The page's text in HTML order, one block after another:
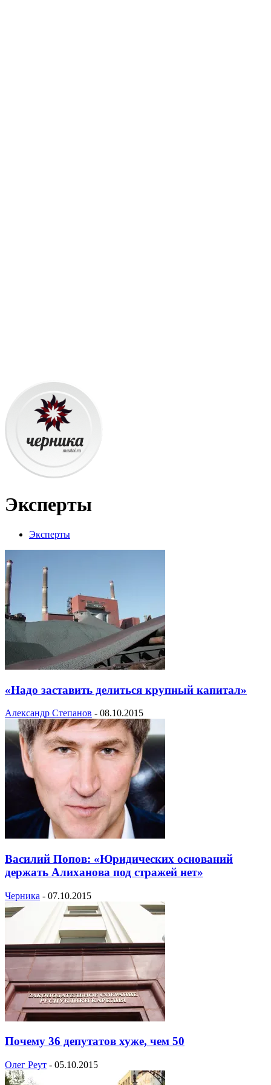
Эксперты
Эксперты
«Надо заставить делиться крупный капитал»
Александр Степанов - 08.10.2015
Василий Попов: «Юридических оснований
держать Алиханова под стражей нет»
Черника - 07.10.2015
Почему 36 депутатов хуже, чем 50
Олег Реут - 05.10.2015